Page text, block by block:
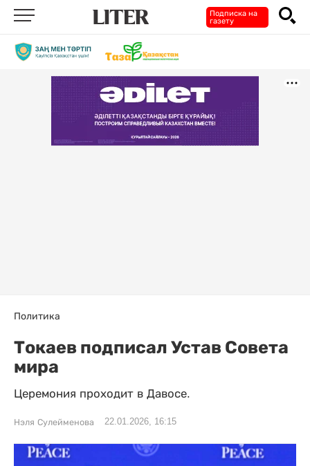
Подписка на
газету
Политика
Токаев подписал Устав Совета
мира
Церемония проходит в Давосе.
Нэля Сулейменова 22.01.2026, 16:15